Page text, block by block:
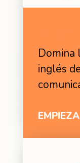
Domina
inglés